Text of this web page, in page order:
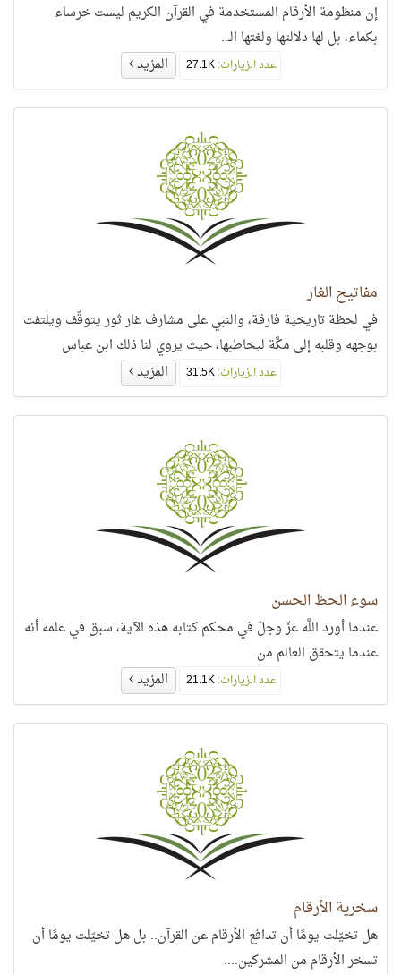
إن منظومة الأرقام المستخدمة في القرآن الكريم ليست خرساء
بكماء، بل لها دلالتها ولغتها الـ..
عدد الزيارات:27.1K المزيد
مفاتيح الغار
في لحظة تاريخية فارقة، والنبي على مشارف غار ثور يتوقّف ويلتفت
بوجهه وقلبه إلى مكَّة ليخاطبها، حيث يروي لنا ذلك ابن عباس
عدد الزيارات:31.5K المزيد
سوء الحظ الحسن
عندما أورد اللَّه عزّ وجلّ في محكم كتابه هذه الآية، سبق في علمه أنه
عندما يتحقق العالم من..
عدد الزيارات:21.1K المزيد
سخرية الأرقام
هل تخيّلت يومًا أن تدافع الأرقام عن القرآن.. بل هل تخيّلت يومًا أن
تسخر الأرقام من المشركين....